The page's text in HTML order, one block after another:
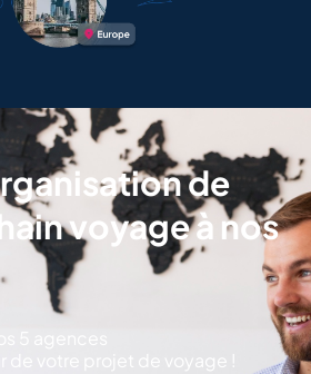
de
voyage à nos
5 agences
de votre projet de voyage !